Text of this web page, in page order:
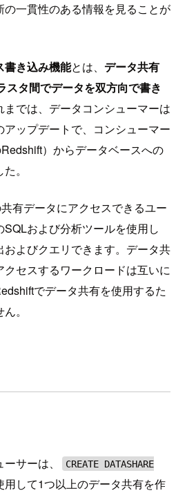
一貫性のある情報を見ることが
書き込み機能とは、 データ共有
スタ間でデータを双方向で書き
までは、データコンシューマーは
ップデートで、コンシューマー
）からデータベースへの
。
有データにアクセスできるユー
および分析ツールを使用し
よびクエリできます。データ共
セスするワークロードは互いに
でデータ共有を使用するた
。
サーは、
CREATE DATASHARE
用して1つ以上のデータ共有を作